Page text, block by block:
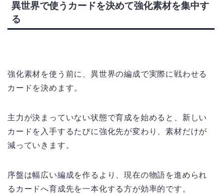
異世界で使うカードを決めて強化素材を集中す
る
強化素材を使う前に、異世界の編成で実際に戦わせる
カードを決めます。
主力が決まっていない状態で育成を始めると、新しい
カードを入手するたびに強化先が変わり、素材だけが
減っていきます。
序盤は幅広い編成を作るより、現在の物語を進められ
るカードへ育成先を一本化する方が効率的です。